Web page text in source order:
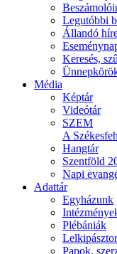
Legutóbbi
Állandó
Keresés,
Média
Képtár
Videótár
SZEM
A
Hangtár
Szentföld
Napi
Adattár
Egyházunk
Plébániák
Papok,